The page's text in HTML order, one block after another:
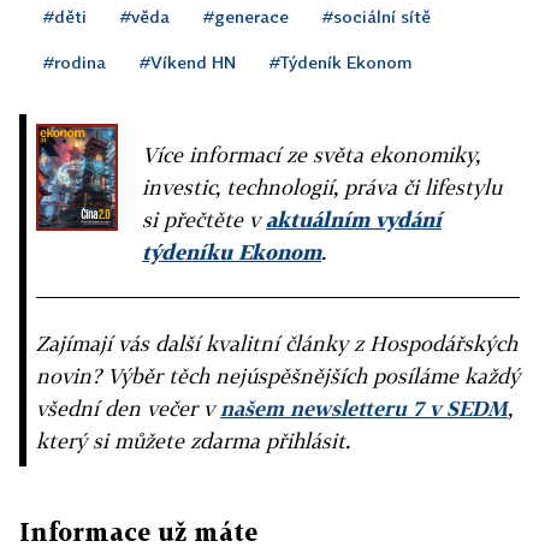
#děti #věda #generace #sociální sítě
#rodina #Víkend HN #Týdeník Ekonom
Více informací ze světa ekonomiky,
investic, technologií, práva či lifestylu
si přečtěte vaktuálním vydání
týdeníku Ekonom.
Zajímají vás další kvalitní články z Hospodářských
novin? Výběr těch nejúspěšnějších posíláme každý
všední den večer vnašem newsletteru 7 v SEDM,
který si můžete zdarma přihlásit.
Informace už máte